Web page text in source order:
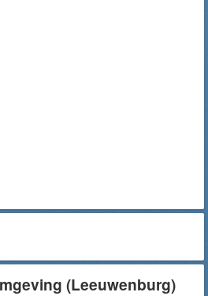
(Leeuwenburg)